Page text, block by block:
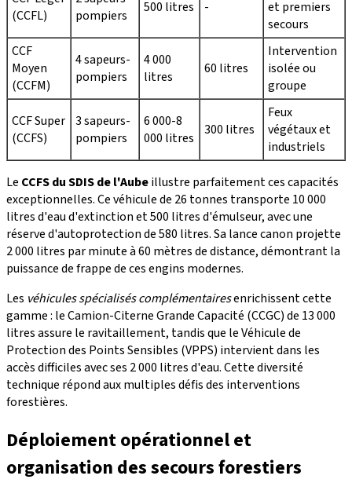
(CCFL)
pompiers
500 litres -
et premiers
secours
CCF
Moyen
(CCFM)
4 sapeurs-
pompiers
4 000
litres
60 litres
Intervention
isolée ou
groupe
CCF Super
(CCFS)
3 sapeurs-
pompiers
6 000-8
000 litres
300 litres
Feux
végétaux et
industriels
Le CCFS du SDIS de l'Aubeillustre parfaitement ces capacités
exceptionnelles. Ce véhicule de 26 tonnes transporte 10 000
litres d'eau d'extinction et 500 litres d'émulseur, avec une
réserve d'autoprotection de 580 litres. Sa lance canon projette
2 000 litres par minute à 60 mètres de distance, démontrant la
puissance de frappe de ces engins modernes.
Les véhicules spécialisés complémentairesenrichissent cette
gamme : le Camion-Citerne Grande Capacité (CCGC) de 13 000
litres assure le ravitaillement, tandis que le Véhicule de
Protection des Points Sensibles (VPPS) intervient dans les
accès difficiles avec ses 2 000 litres d'eau. Cette diversité
technique répond aux multiples défis des interventions
forestières.
Déploiement opérationnel et
organisation des secours forestiers